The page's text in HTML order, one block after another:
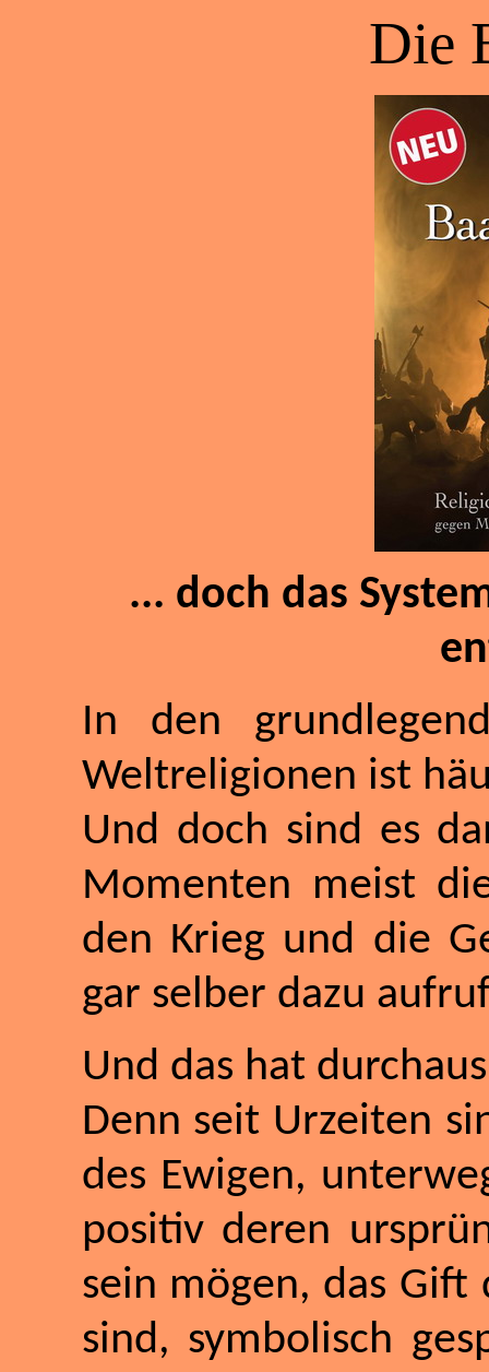
Die
... doch das
In den
Weltreligionen ist
Und doch sind es
Momenten meist
den Krieg und die
gar selber dazu
Und das hat
Denn seit Urzeiten
des Ewigen,
positiv deren
sein mögen, das Gift
sind, symbolisch